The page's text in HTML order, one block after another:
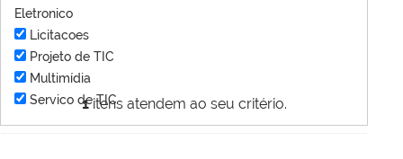
1itens atendem ao seu critério.
Eletronico
Licitacoes
Projeto de TIC
Multimídia
Servico de TIC